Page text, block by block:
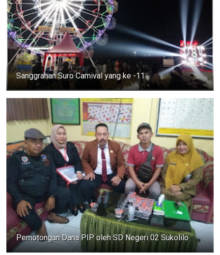
Sanggrahan Suro Carnival yang ke -11
Pemotongan Dana PIP oleh SD Negeri 02 Sukolilo